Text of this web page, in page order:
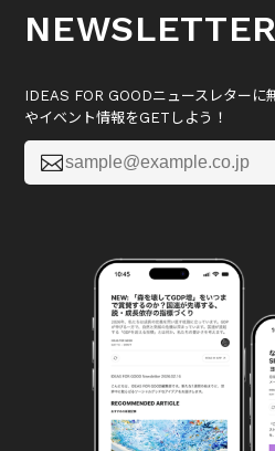
NEWSLETTER
IDEAS FOR GOODニュースレターに
やイベント情報をGETしよう！
